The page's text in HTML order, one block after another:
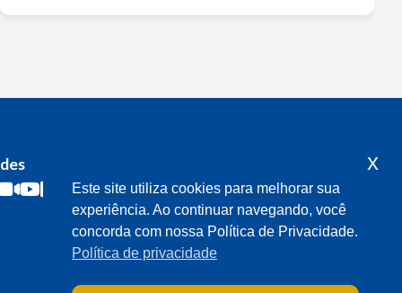
Este site utiliza cookies para melhorar sua
experiência. Ao continuar navegando, você
concorda com nossa Política de Privacidade.
Política de privacidade
x